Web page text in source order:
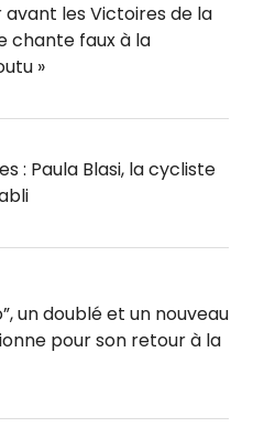
avant les Victoires de la
chante faux à la
»
: Paula Blasi, la cycliste
un doublé et un nouveau
pour son retour à la